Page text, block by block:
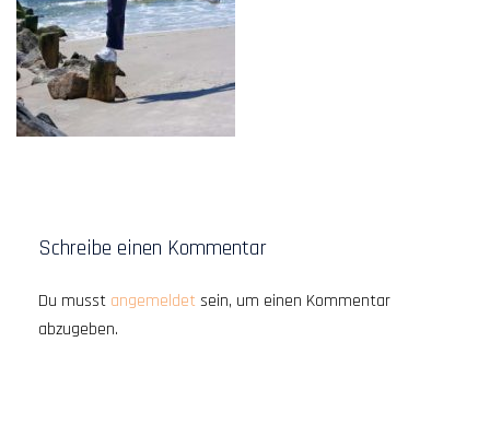
Schreibe einen Kommentar
Du musst angemeldetsein, um einen Kommentar
abzugeben.